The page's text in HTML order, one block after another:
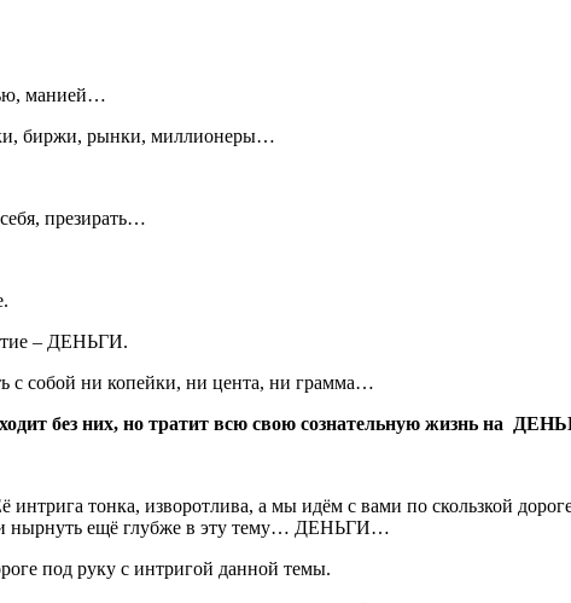
манией…
биржи, рынки, миллионеры…
презирать…
– ДЕНЬГИ.
с собой ни копейки, ни цента, ни грамма…
без них, но тратит всю свою сознательную жизнь на
тонка, изворотлива, а мы идём с вами по скользкой
и нырнуть ещё глубже в эту тему… ДЕНЬГИ…
под руку с интригой данной темы.